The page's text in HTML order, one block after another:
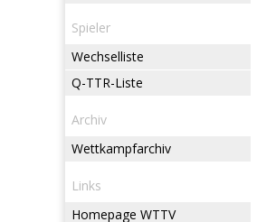
Spieler
Wechselliste
Q-TTR-Liste
Archiv
Wettkampfarchiv
Links
Homepage WTTV